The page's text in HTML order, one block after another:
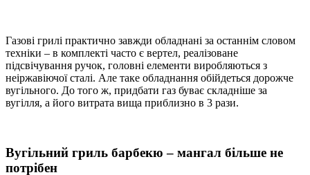
Газові грилі практично завжди обладнані за останнім словом
техніки – в комплекті часто є вертел, реалізоване
підсвічування ручок, головні елементи виробляються з
неіржавіючої сталі. Але таке обладнання обійдеться дорожче
вугільного. До того ж, придбати газ буває складніше за
вугілля, а його витрата вища приблизно в 3 рази.
Вугільний гриль барбекю – мангал більше не
потрібен